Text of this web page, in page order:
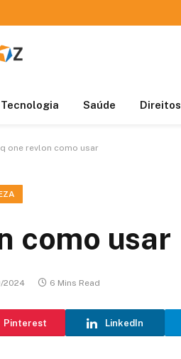
Tecnologia Saúde Direitos
one revlon como usar
como usar
2024 6 Mins Read
Pinterest LinkedIn